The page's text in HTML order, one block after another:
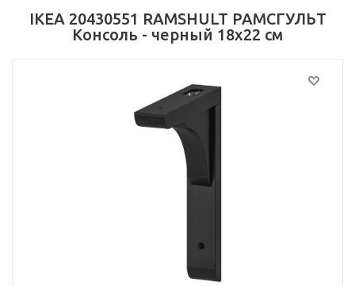
IKEA 20430551 RAMSHULT РАМСГУЛЬТ
Консоль - черный 18x22 см